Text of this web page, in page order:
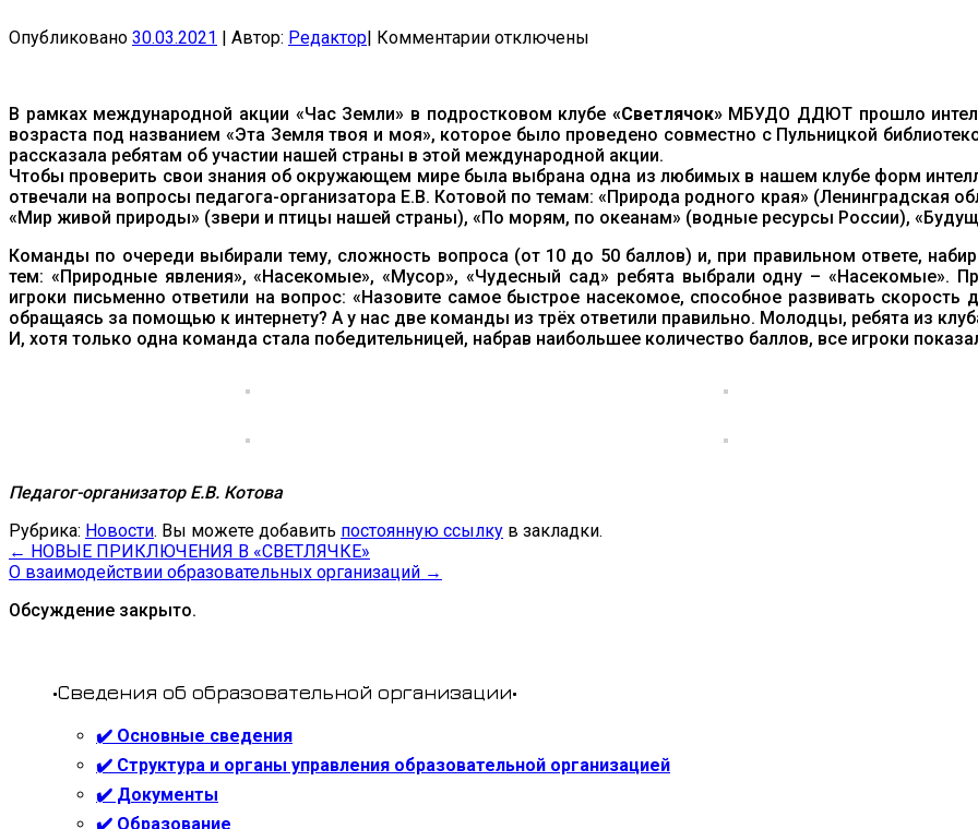
Опубликовано 30.03.2021 | Автор: Редактор| Комментариик
–
ТВОЯ
И
МОЯ»
отключены
В рамках международной акции «Час Земли» в подростковом клубе «Светлячок»МБУДО ДДЮТ прошло
возраста под названием «Эта Земля твоя и моя», которое было проведено совместно с Пульницкой
рассказала ребятам об участии нашей страны в этой международной акции.
Чтобы проверить свои знания об окружающем мире была выбрана одна из любимых в нашем клубе форм
отвечали на вопросы педагога-организатора Е.В. Котовой по темам: «Природа родного края» (Ленинградская
«Мир живой природы» (звери и птицы нашей страны), «По морям, по океанам» (водные ресурсы России),
Команды по очереди выбирали тему, сложность вопроса (от 10 до 50 баллов) и, при правильном ответе,
тем: «Природные явления», «Насекомые», «Мусор», «Чудесный сад» ребята выбрали одну – «Насекомые».
игроки письменно ответили на вопрос: «Назовите самое быстрое насекомое, способное развивать
обращаясь за помощью к интернету? А у нас две команды из трёх ответили правильно. Молодцы, ребята из
И, хотя только одна команда стала победительницей, набрав наибольшее количество баллов, все игроки
Педагог-организатор Е.В. Котова
Рубрика: Новости. Вы можете добавить постоянную ссылку в закладки.
← НОВЫЕ ПРИКЛЮЧЕНИЯ В «СВЕТЛЯЧКЕ»
О взаимодействии образовательных организаций →
Обсуждение закрыто.
•Сведения об образовательной организации•
✔️ Основные сведения
✔️ Структура и органы управления образовательной организацией
✔️ Документы
✔️ Образование